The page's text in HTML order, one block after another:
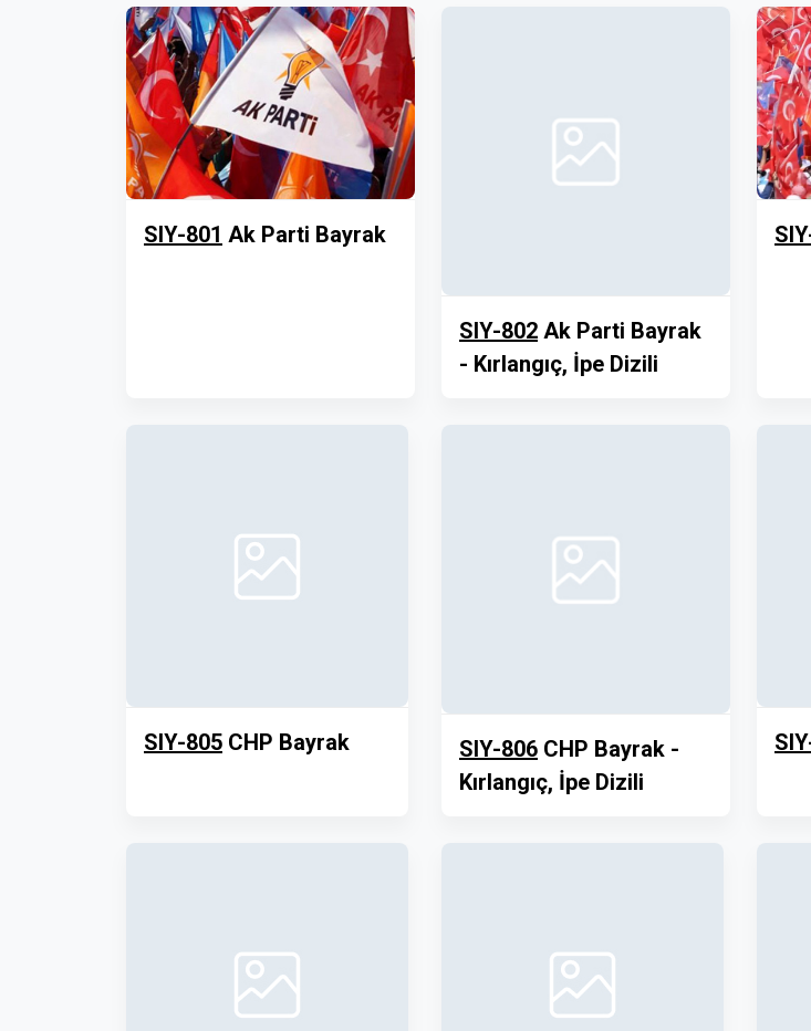
SIY-801 Ak Parti Bayrak
SIY-802 Ak Parti Bayrak
- Kırlangıç, İpe Dizili
SIY-805 CHP Bayrak SIY-806 CHP Bayrak -
Kırlangıç, İpe Dizili